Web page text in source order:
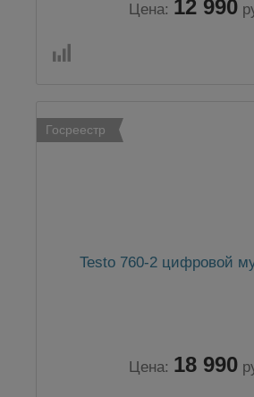
Цена: 12 990
Госреестр
Testo 760-2 цифровой
Цена: 18 990